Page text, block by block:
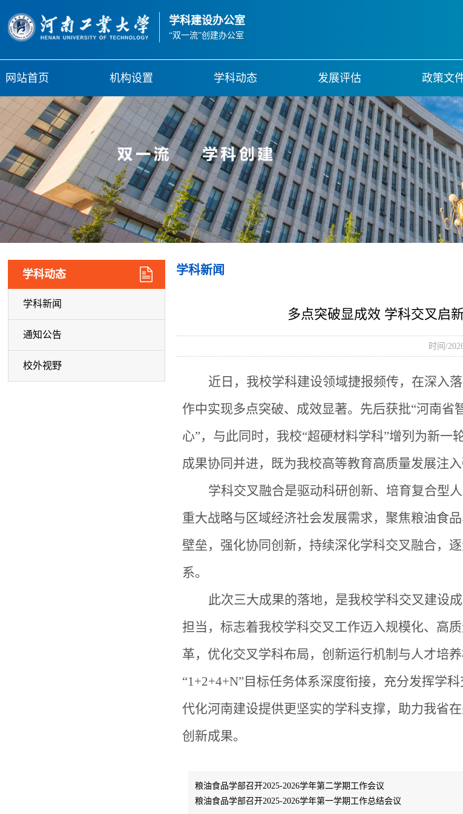
学科建设办公室
“双一流”创建办公室
网站首页 机构设置 学科动态 发展评估 政策文
学科动态
学科新闻
通知公告
校外视野
学科新闻
多点突破显成效 学科交叉启
时间/
近日，我校学科建设领域捷报频传，在深入
作中实现多点突破、成效显著。先后获批“河南省
心”，与此同时，我校“超硬材料学科”增列为新
成果协同并进，既为我校高等教育高质量发展注
学科交叉融合是驱动科研创新、培育复合型
重大战略与区域经济社会发展需求，聚焦粮油食
壁垒，强化协同创新，持续深化学科交叉融合，
系。
此次三大成果的落地，是我校学科交叉建设
担当，标志着我校学科交叉工作迈入规模化、高
革，优化交叉学科布局，创新运行机制与人才培
“1+2+4+N”目标任务体系深度衔接，充分发挥学
代化河南建设提供更坚实的学科支撑，助力我省
创新成果。
粮油食品学部召开2025-2026学年第二学期工作会议
粮油食品学部召开2025-2026学年第一学期工作总结会议